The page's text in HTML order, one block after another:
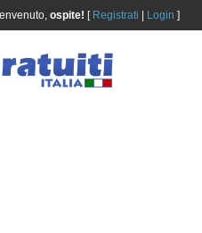
ospite! [ Registrati Login ]